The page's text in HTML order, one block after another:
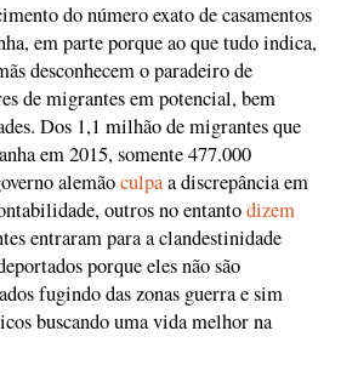
do número exato de casamentos
em parte porque ao que tudo indica,
desconhecem o paradeiro de
de migrantes em potencial, bem
Dos 1,1 milhão de migrantes que
em 2015, somente 477.000
alemãoculpaa discrepância em
outros no entantodizem
entraram para a clandestinidade
porque eles não são
fugindo das zonas guerra e sim
buscando uma vida melhor na